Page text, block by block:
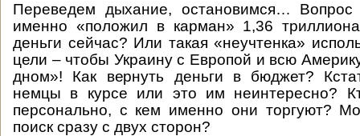
Переведем дыхание, остановимся… Вопрос
именно «положил в карман» 1,36
деньги сейчас? Или такая «неучтенка»
цели – чтобы Украину с Европой и всю
дном»! Как вернуть деньги в бюджет?
немцы в курсе или это им неинтересно?
персонально, с кем именно они торгуют?
поиск сразу с двух сторон?